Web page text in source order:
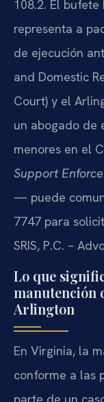
108.2. El bufete
representa a
de ejecución
and Domestic
Court) y el
un abogado de
menores en el
Support
— puede
7747 para
SRIS, P.C. –
Lo que
manutención
Arlington
En Virginia, la
conforme a las
parte de un